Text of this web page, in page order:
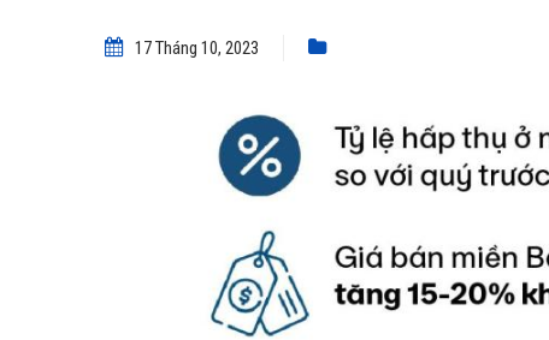
17 Tháng 10, 2023